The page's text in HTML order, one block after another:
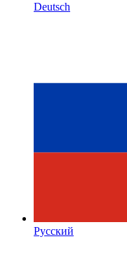
Deutsch
Русский